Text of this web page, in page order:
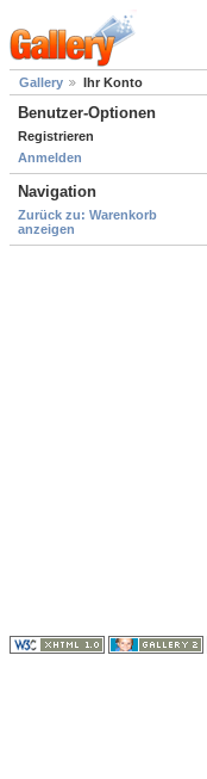
Gallery Ihr Konto
Benutzer-Optionen
Registrieren
Anmelden
Navigation
Zurück zu: Warenkorb
anzeigen